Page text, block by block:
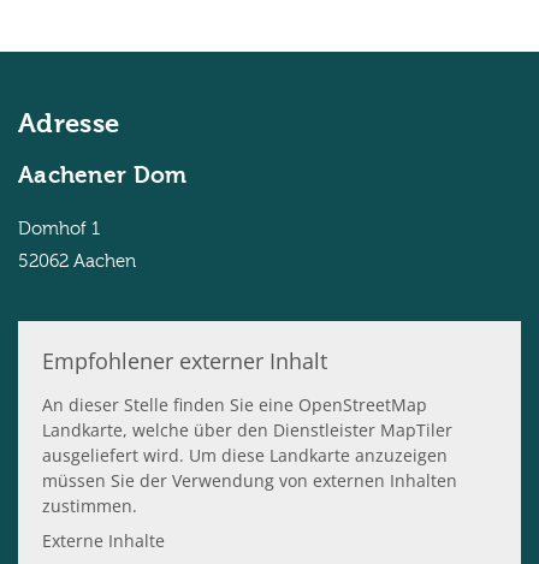
Adresse
Aachener Dom
Domhof 1
52062 Aachen
Empfohlener externer Inhalt
An dieser Stelle finden Sie eine OpenStreetMap
Landkarte, welche über den Dienstleister MapTiler
ausgeliefert wird. Um diese Landkarte anzuzeigen
müssen Sie der Verwendung von externen Inhalten
zustimmen.
Externe Inhalte